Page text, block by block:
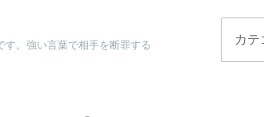
す。強い言葉で相手を断罪する